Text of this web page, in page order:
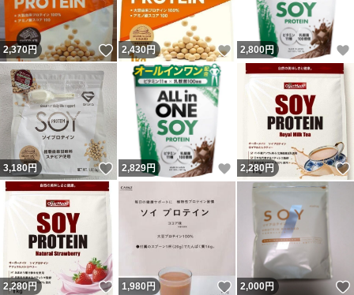
2,370円 いいね！
2,430円 いいね！
2,800円
3,180円 いいね！
2,829円 いいね！
2,280 円
2,280円 いいね！
1,980 円 いいね！
2,000円